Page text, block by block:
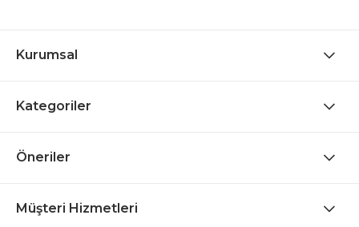
Kurumsal
Kategoriler
Öneriler
Müşteri Hizmetleri